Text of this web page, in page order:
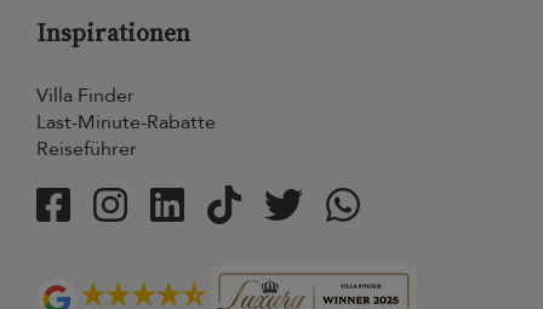
Inspirationen
Villa Finder
Last-Minute-Rabatte
Reiseführer